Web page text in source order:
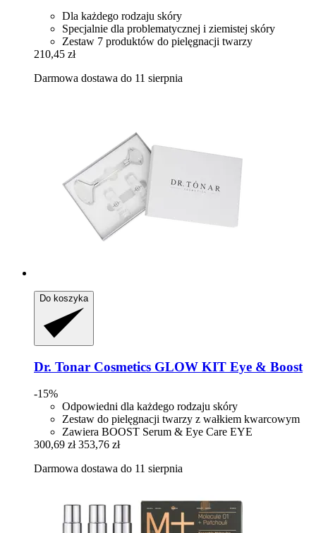
Dla każdego rodzaju skóry
Specjalnie dla problematycznej i ziemistej skóry
Zestaw 7 produktów do pielęgnacji twarzy
210,45 zł
Darmowa dostawa do 11 sierpnia
Do koszyka
Dr. Tonar Cosmetics GLOW KIT Eye & Boost
-15%
Odpowiedni dla każdego rodzaju skóry
Zestaw do pielęgnacji twarzy z wałkiem kwarcowym
Zawiera BOOST Serum & Eye Care EYE
300,69 zł 353,76 zł
Darmowa dostawa do 11 sierpnia